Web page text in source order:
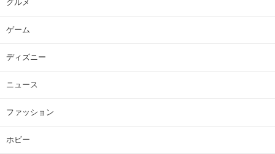
グルメ
ゲーム
ディズニー
ニュース
ファッション
ホビー